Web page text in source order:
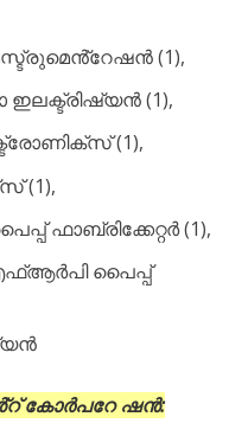
(1),
ഇലക്ട്രിഷ്യൻ (1),
(1),
(1),
ഫാബ്രിക്കേറ്റർ (1),
പൈപ്പ്
കോർപറേ ഷൻ: